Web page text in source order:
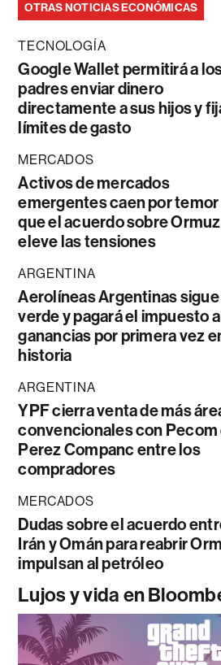
OTRAS NOTICIAS ECONÓMICAS
TECNOLOGÍA
Google Wallet permitirá a
padres enviar dinero
directamente a sus hijos y
límites de gasto
MERCADOS
Activos de mercados
emergentes caen por temor
que el acuerdo sobre Ormuz
eleve las tensiones
ARGENTINA
Aerolíneas Argentinas
verde y pagará el impuesto
ganancias por primera vez
historia
ARGENTINA
YPF cierra venta de más
convencionales con Pecom
Perez Companc entre los
compradores
MERCADOS
Dudas sobre el acuerdo
Irán y Omán para reabrir
impulsan al petróleo
Lujos y vida en